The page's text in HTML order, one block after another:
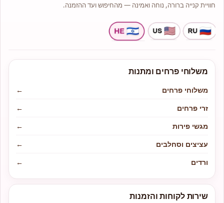
חוויית קנייה ברורה, נוחה ואמינה — מהחיפוש ועד ההזמנה.
משלוחי פרחים ומתנות
משלוחי פרחים
←
זרי פרחים
←
מגשי פירות
←
עציצים וסחלבים
←
ורדים
←
שירות לקוחות והזמנות